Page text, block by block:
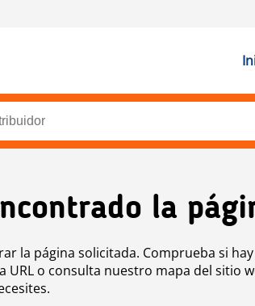
la
la página solicitada. Comprueba si hay
URL o consulta nuestro mapa del sitio